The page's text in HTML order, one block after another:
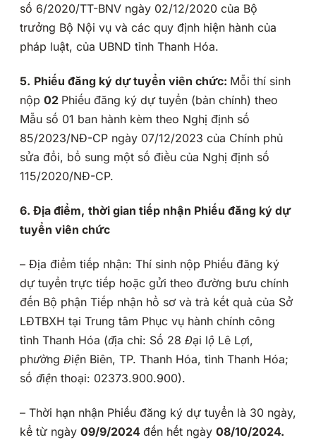
số 6/2020/TT-BNV ngày 02/12/2020 của Bộ
trưởng Bộ Nội vụ và các quy định hiện hành của
pháp luật, của UBND tỉnh Thanh Hóa.
5. Phiếu đăng ký dự tuyển viên chức: Mỗi thí sinh
nộp 02 Phiếu đăng ký dự tuyển (bản chính) theo
Mẫu số 01 ban hành kèm theo Nghị định số
85/2023/NĐ-CP ngày 07/12/2023 của Chính phủ
sửa đổi, bổ sung một số điều của Nghị định số
115/2020/NĐ-CP.
6. Địa điểm, thời gian tiếp nhận Phiếu đăng ký dự
tuyển viên chức
– Địa điểm tiếp nhận: Thí sinh nộp Phiếu đăng ký
dự tuyển trực tiếp hoặc gửi theo đường bưu chính
đến Bộ phận Tiếp nhận hồ sơ và trả kết quả của Sở
LĐTBXH tại Trung tâm Phục vụ hành chính công
tỉnh Thanh Hóa (địa chỉ: Số 28 Đại lộ Lê Lợi,
phường Điện Biên, TP. Thanh Hóa, tỉnh Thanh Hóa;
số điện thoại: 02373.900.900).
– Thời hạn nhận Phiếu đăng ký dự tuyển là 30 ngày,
kể từ ngày 09/9/2024 đến hết ngày 08/10/2024.